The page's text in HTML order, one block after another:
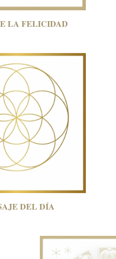
LA FELICIDAD
DELDÍA